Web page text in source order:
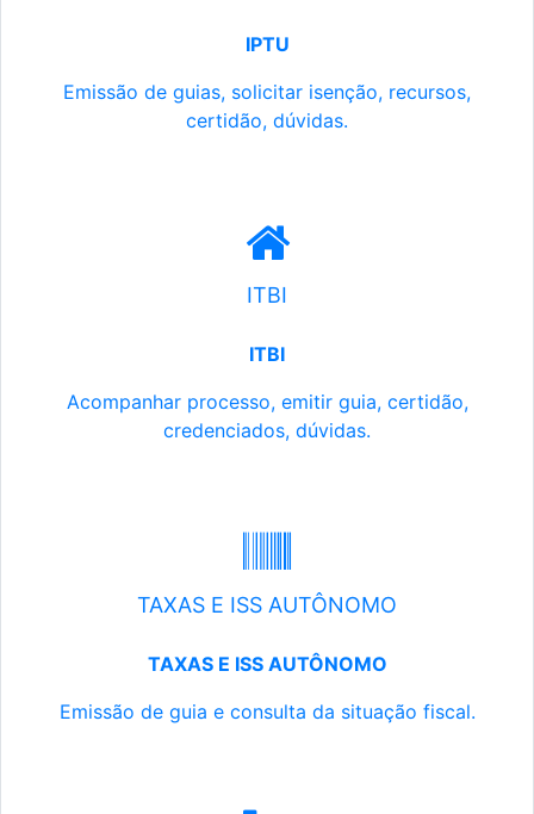
IPTU
Emissão de guias, solicitar isenção, recursos,
certidão, dúvidas.
ITBI
ITBI
Acompanhar processo, emitir guia, certidão,
credenciados, dúvidas.
TAXAS E ISS AUTÔNOMO
TAXAS E ISS AUTÔNOMO
Emissão de guia e consulta da situação fiscal.